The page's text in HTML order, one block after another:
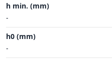
h min. (mm)
-
h0 (mm)
-